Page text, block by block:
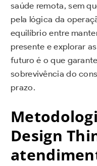
saúde remota, sem
pela lógica da
equilíbrio entre
presente e explorar
futuro é o que
sobrevivência do
prazo.
Design